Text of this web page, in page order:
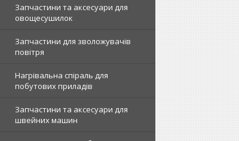
Запчастини та аксесуари для
овощесушилок
Запчастини для зволожувачів
повітря
Нагрівальна спіраль для
побутових приладів
Запчастини та аксесуари для
швейних машин